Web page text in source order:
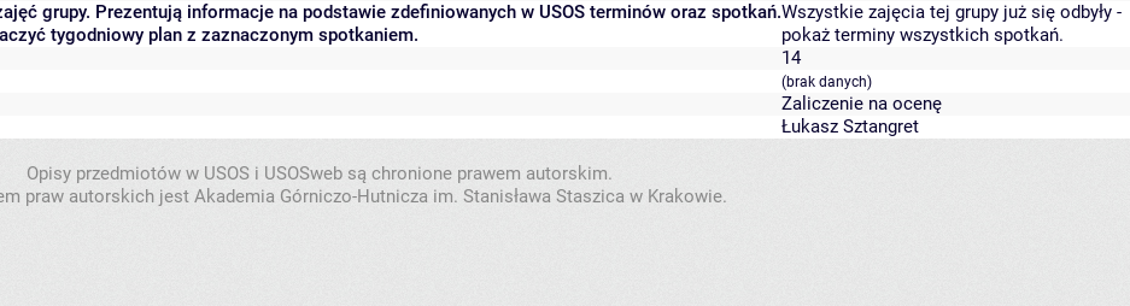
grupy. Prezentują informacje na podstawie zdefiniowanych w USOS terminów oraz spotkań.
tygodniowy plan z zaznaczonym spotkaniem.
Wszystkie zajęcia tej grupy już się odbyły -
pokaż terminy wszystkich spotkań.
14
(brak danych)
Zaliczenie na ocenę
Łukasz Sztangret
Opisy przedmiotów w USOS i USOSweb są chronione prawem autorskim.
praw autorskich jest Akademia Górniczo-Hutnicza im. Stanisława Staszica w Krakowie.